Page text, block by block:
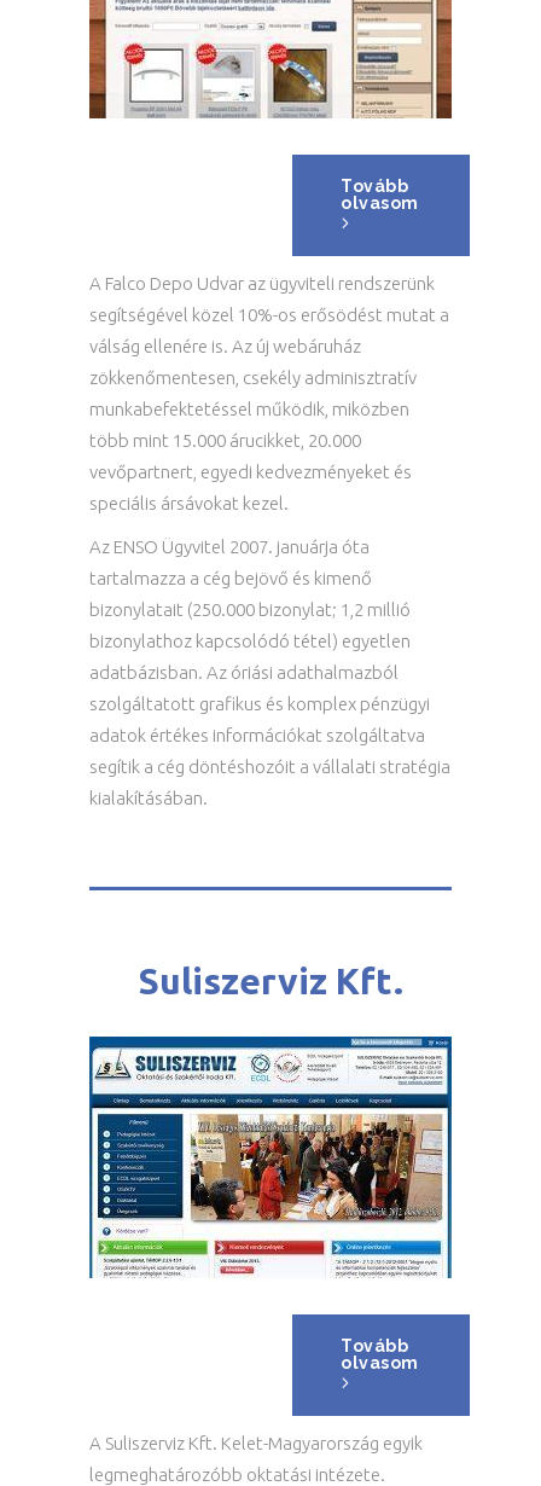
Tovább
olvasom
A Falco Depo Udvar az ügyviteli rendszerünk
segítségével közel 10%-os erősödést mutat a
válság ellenére is. Az új webáruház
zökkenőmentesen, csekély adminisztratív
munkabefektetéssel működik, miközben
több mint 15.000 árucikket, 20.000
vevőpartnert, egyedi kedvezményeket és
speciális ársávokat kezel.
Az ENSO Ügyvitel 2007. januárja óta
tartalmazza a cég bejövő és kimenő
bizonylatait (250.000 bizonylat; 1,2 millió
bizonylathoz kapcsolódó tétel) egyetlen
adatbázisban. Az óriási adathalmazból
szolgáltatott grafikus és komplex pénzügyi
adatok értékes információkat szolgáltatva
segítik a cég döntéshozóit a vállalati stratégia
kialakításában.
Suliszerviz Kft.
Tovább
olvasom
A Suliszerviz Kft. Kelet-Magyarország egyik
legmeghatározóbb oktatási intézete.